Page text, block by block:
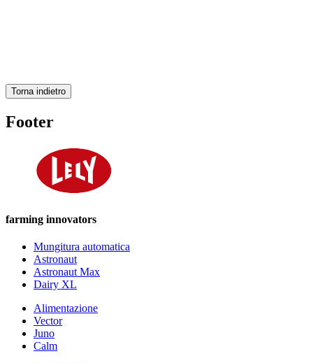
Torna indietro
Footer
farming innovators
Mungitura automatica
Astronaut
Astronaut Max
Dairy XL
Alimentazione
Vector
Juno
Calm